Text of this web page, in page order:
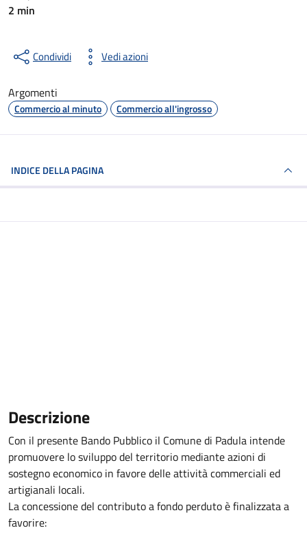
2 min
Condividi Vedi azioni
Argomenti
Commercio al minuto Commercio all'ingrosso
INDICE DELLA PAGINA
Descrizione
Con il presente Bando Pubblico il Comune di Padula intende
promuovere lo sviluppo del territorio mediante azioni di
sostegno economico in favore delle attività commerciali ed
artigianali locali.
La concessione del contributo a fondo perduto è finalizzata a
favorire: